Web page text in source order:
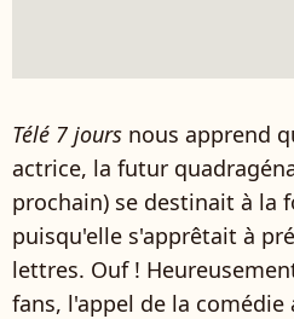
Télé 7 jours nous apprend
actrice, la futur
prochain) se destinait à la
puisqu'elle s'apprêtait à
lettres. Ouf !
fans, l'appel de la